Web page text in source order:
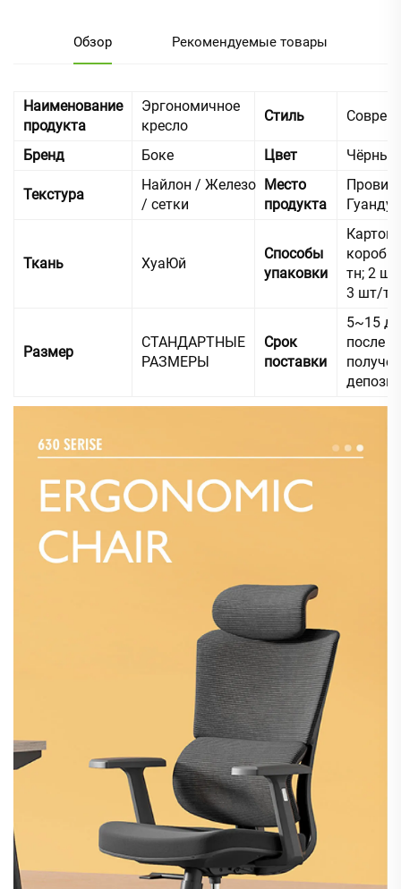
Обзор Рекомендуемые товары
Наименование
продукта
Эргономичное
кресло
Стиль
Бренд Боке Цвет Чёрный
Текстура
Найлон / Железо
/ сетки
Место
продукта
Ткань ХуаЮй
Способы
упаковки
тн; 2
3 шт/тн
Размер
СТАНДАРТНЫЕ
РАЗМЕРЫ
Срок
поставки
5~15
после